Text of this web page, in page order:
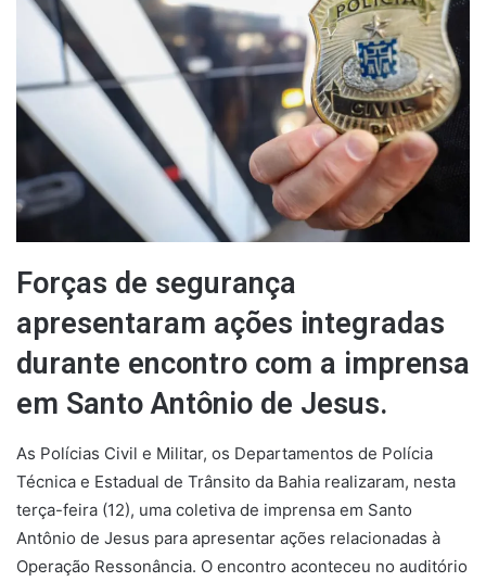
mail
Forças de segurança
apresentaram ações integradas
durante encontro com a imprensa
em Santo Antônio de Jesus.
As Polícias Civil e Militar, os Departamentos de Polícia
Técnica e Estadual de Trânsito da Bahia realizaram, nesta
terça-feira (12), uma coletiva de imprensa em Santo
Antônio de Jesus para apresentar ações relacionadas à
Operação Ressonância. O encontro aconteceu no auditório